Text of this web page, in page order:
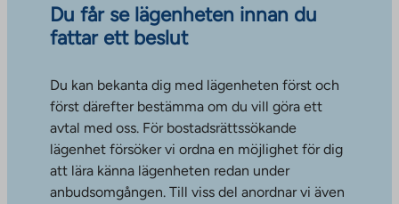
Du får se lägenheten innan du
fattar ett beslut
Du kan bekanta dig med lägenheten först och
först därefter bestämma om du vill göra ett
avtal med oss. För bostadsrättssökande
lägenhet försöker vi ordna en möjlighet för dig
att lära känna lägenheten redan under
anbudsomgången. Till viss del anordnar vi även